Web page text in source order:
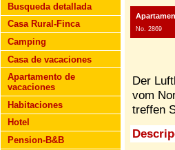
Busqueda detallada
Casa Rural-Finca
Camping
Casa de vacaciones
Apartamento de
vacaciones
Habitaciones
Hotel
Pension-B&B
No. 2869
Der
vom
treffen